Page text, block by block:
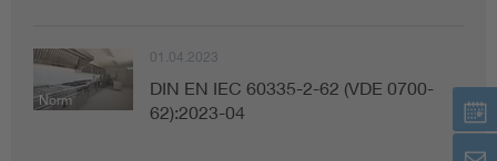
Norm
01.04.2023
DIN EN IEC 60335-2-62 (VDE 0700-
62):2023-04